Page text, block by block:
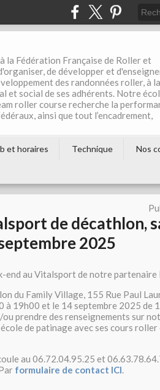
la Fédération Française de Roller et
de développer et
des randonnées roller, à la
et social de ses adhérents. Notre
roller course recherche la
ainsi que tout l’encadrement,
et horaires Technique Nos
de décathlon,
2025
end au Vitalsport de notre partenaire
du Family Village, 155 Rue Paul
à 19h00 et le 14 septembre 2025 de
prendre des renseignements sur
de patinage avec ses cours
au 06.72.04.95.25 et
formulaire de contact ICI.